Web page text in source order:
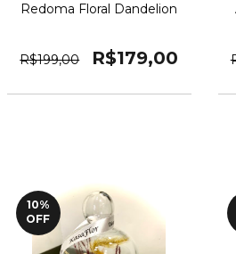
Redoma Floral Dandelion
R$199,00 R$179,00
10%
OFF